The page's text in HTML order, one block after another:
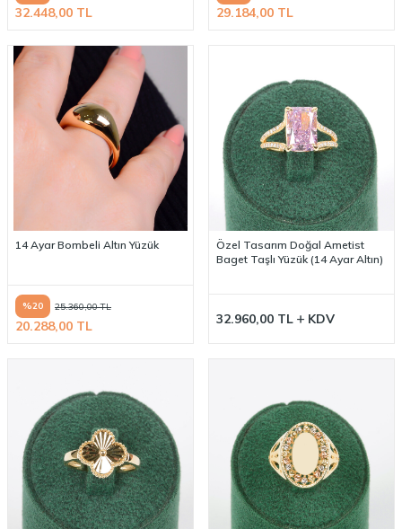
32.448,00 TL 29.184,00 TL
14 Ayar Bombeli Altın Yüzük
%20 25.360,00TL
20.288,00 TL
Özel Tasarım Doğal Ametist
Baget Taşlı Yüzük (14 Ayar Altın)
32.960,00 TL KDV